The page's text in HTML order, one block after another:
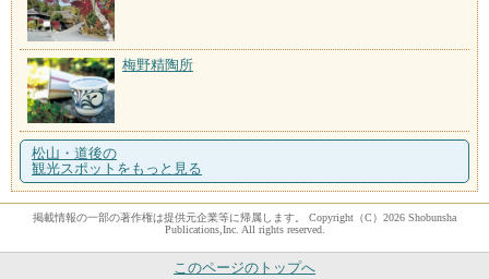
梅野精陶所
松山・道後の
観光スポットをもっと見る
掲載情報の一部の著作権は提供元企業等に帰属します。 Copyright（C）2026 Shobunsha
Publications,Inc. All rights reserved.
このページのトップへ